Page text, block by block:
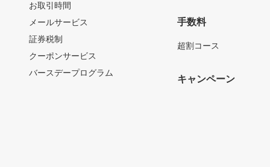
お取引時間
メールサービス
証券税制
クーポンサービス
バースデープログラム
手数料
超割コース
キャンペーン